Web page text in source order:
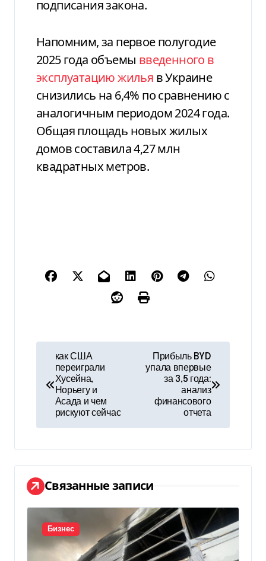
подписания закона.
Напомним, за первое полугодие
2025 года объемы введенного в
эксплуатацию жилья в Украине
снизились на 6,4% по сравнению с
аналогичным периодом 2024 года.
Общая площадь новых жилых
домов составила 4,27 млн
квадратных метров.
и
г
а
ц
и
я
как США
переиграли
Хусейна,
Норьегу и
Асада и чем
рискуют сейчас
Прибыль BYD
упала впервые
за 3,5 года:
анализ
финансового
отчета
Связанные записи
Бизнес